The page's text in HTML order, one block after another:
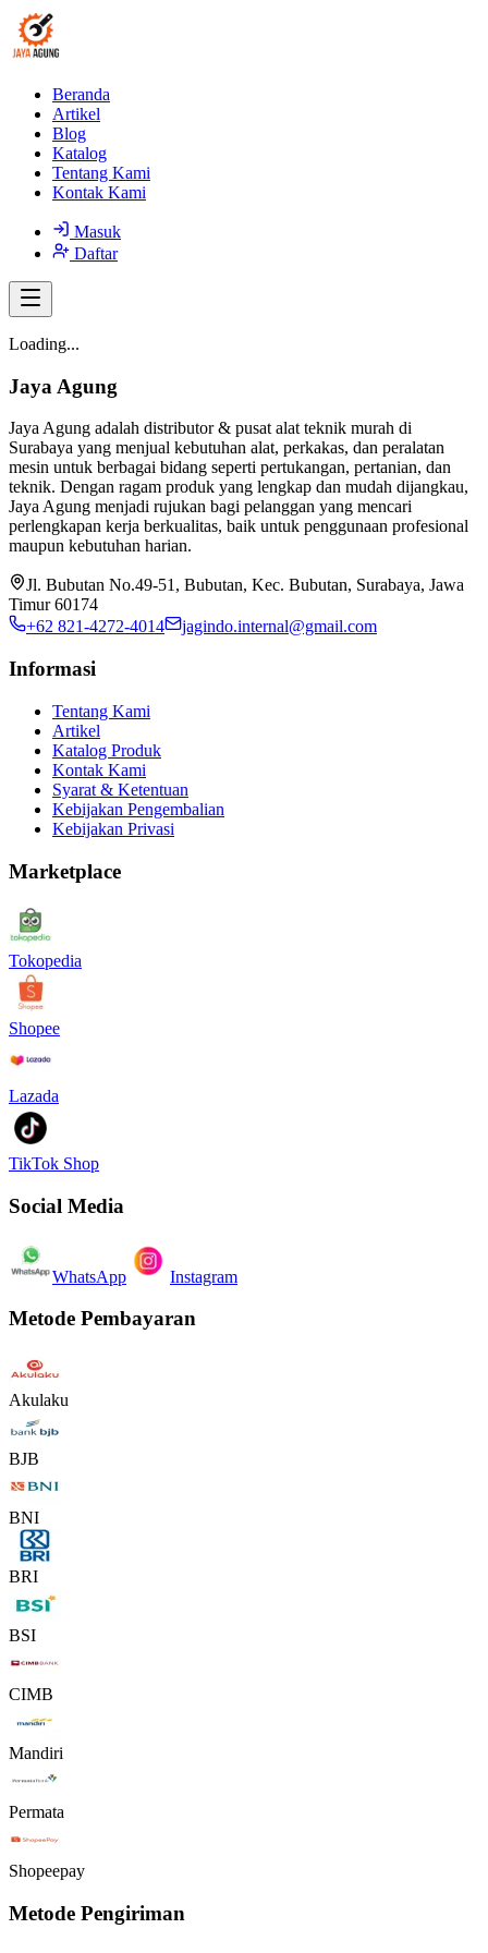
Beranda
Artikel
Blog
Katalog
Tentang Kami
Kontak Kami
Masuk
Daftar
Loading...
Jaya Agung
Jaya Agung adalah distributor & pusat alat teknik murah di
Surabaya yang menjual kebutuhan alat, perkakas, dan peralatan
mesin untuk berbagai bidang seperti pertukangan, pertanian, dan
teknik. Dengan ragam produk yang lengkap dan mudah dijangkau,
Jaya Agung menjadi rujukan bagi pelanggan yang mencari
perlengkapan kerja berkualitas, baik untuk penggunaan profesional
maupun kebutuhan harian.
Jl. Bubutan No.49-51, Bubutan, Kec. Bubutan, Surabaya, Jawa
Timur 60174
+62 821-4272-4014
jagindo.internal@gmail.com
Informasi
Tentang Kami
Artikel
Katalog Produk
Kontak Kami
Syarat & Ketentuan
Kebijakan Pengembalian
Kebijakan Privasi
Marketplace
Tokopedia
Shopee
Lazada
TikTok Shop
Social Media
WhatsApp Instagram
Metode Pembayaran
Akulaku
BJB
BNI
BRI
BSI
CIMB
Mandiri
Permata
Shopeepay
Metode Pengiriman